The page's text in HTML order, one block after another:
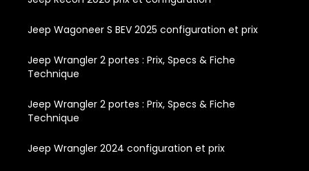
Jeep Wagoneer S BEV 2025 configuration et prix
Jeep Wrangler 2 portes : Prix, Specs & Fiche
Technique
Jeep Wrangler 2 portes : Prix, Specs & Fiche
Technique
Jeep Wrangler 2024 configuration et prix